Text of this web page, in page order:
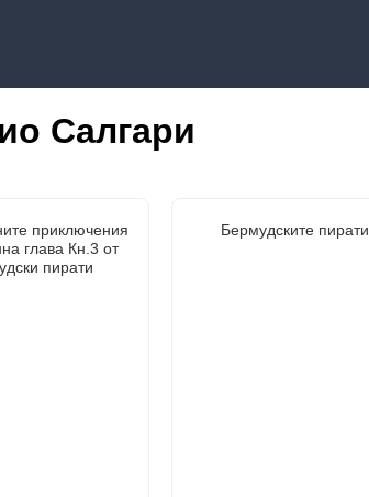
Салгари
приключения
глава Кн.3 от
пирати
Бермудските пирати